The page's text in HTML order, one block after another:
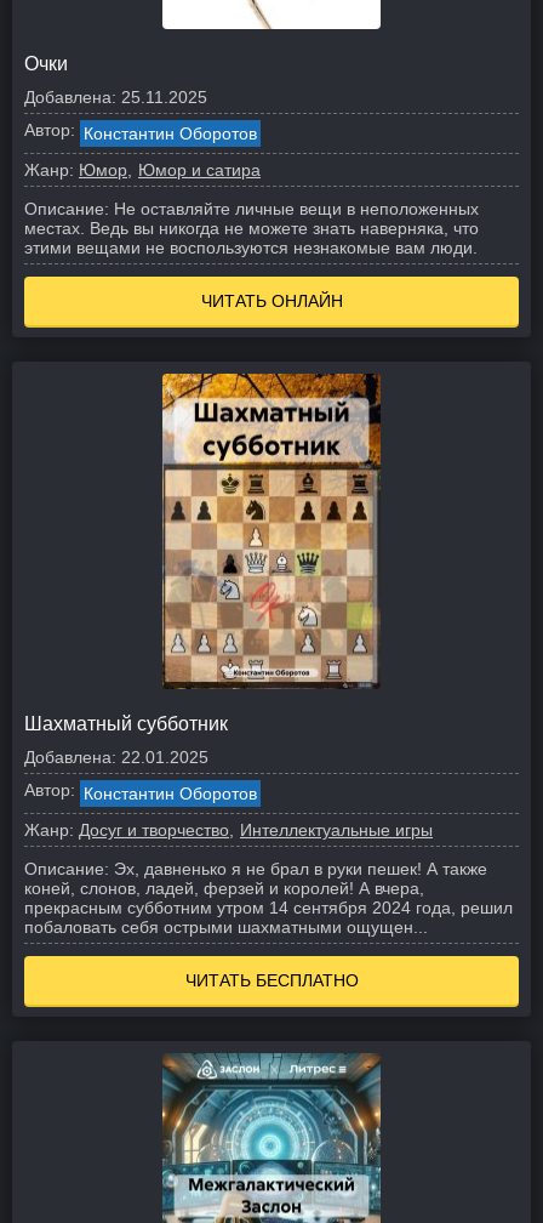
Очки
Добавлена: 25.11.2025
Автор: Константин Оборотов
Жанр: Юмор
Юмор и сатира
Описание: Не оставляйте личные вещи в неположенных
местах. Ведь вы никогда не можете знать наверняка, что
этими вещами не воспользуются незнакомые вам люди.
ЧИТАТЬ ОНЛАЙН
Шахматный субботник
Добавлена: 22.01.2025
Автор: Константин Оборотов
Жанр: Досуг и творчество
Интеллектуальные игры
Описание: Эх, давненько я не брал в руки пешек! А также
коней, слонов, ладей, ферзей и королей! А вчера,
прекрасным субботним утром 14 сентября 2024 года, решил
побаловать себя острыми шахматными ощущен...
ЧИТАТЬ БЕСПЛАТНО